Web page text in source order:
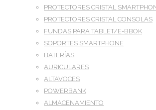
PROTECTORES CRISTAL
PROTECTORES CRISTAL CONSOLAS
FUNDAS PARA TABLET/E-BBOK
SOPORTES SMARTPHONE
BATERÍAS
AURICULARES
ALTAVOCES
POWERBANK
ALMACENAMIENTO